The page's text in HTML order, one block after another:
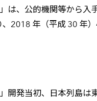
は、公的機関等から
2018 年（平成 30 年
開発当初、日本列島は